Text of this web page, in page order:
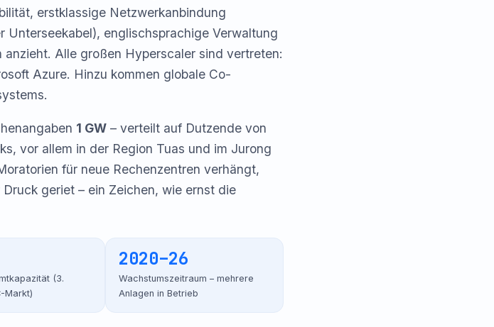
erstklassige Netzwerkanbindung
Unterseekabel), englischsprachige Verwaltung
Alle großen Hyperscaler sind vertreten:
Azure. Hinzu kommen globale Co-
1 GW – verteilt auf Dutzende von
vor allem in der Region Tuas und im Jurong
für neue Rechenzentren verhängt,
geriet – ein Zeichen, wie ernst die
(3.
Markt)
2020–26
Wachstumszeitraum – mehrere
Anlagen in Betrieb